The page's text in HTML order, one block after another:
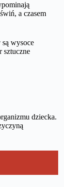
a czasem
wysoce
sztuczne
dziecka.